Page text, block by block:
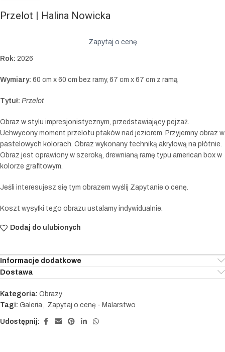
Przelot | Halina Nowicka
Zapytaj o cenę
Rok: 2026
Wymiary: 60 cm x 60 cm bez ramy, 67 cm x 67 cm z ramą
Tytuł: Przelot
Obraz w stylu impresjonistycznym, przedstawiający pejzaż.
Uchwycony moment przelotu ptaków nad jeziorem. Przyjemny obraz w
pastelowych kolorach. Obraz wykonany techniką akrylową na płótnie.
Obraz jest oprawiony w szeroką, drewnianą ramę typu american box w
kolorze grafitowym.
Jeśli interesujesz się tym obrazem wyślij Zapytanie o cenę.
Koszt wysyłki tego obrazu ustalamy indywidualnie.
Dodaj do ulubionych
Informacje dodatkowe
Dostawa
Kategoria: Obrazy
Tagi: Galeria Zapytaj o cenę - Malarstwo
Udostępnij: